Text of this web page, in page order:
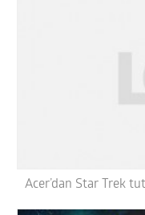
Acer’dan Star Trek